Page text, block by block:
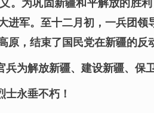
。为巩固新疆和平解放的胜
进军。至十二月初，一兵团
原，结束了国民党在新疆的反
兵为解放新疆、建设新疆、保
士永垂不朽！